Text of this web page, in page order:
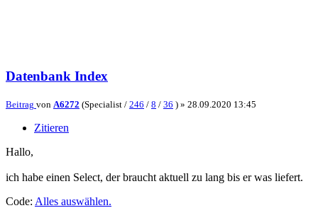
Datenbank Index
Beitrag von A6272 (Specialist / 246 / 8 / 36 ) » 28.09.2020 13:45
Zitieren
Hallo,
ich habe einen Select, der braucht aktuell zu lang bis er was liefert.
Code: Alles auswählen.